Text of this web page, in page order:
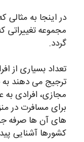
در اینجا به مثالی
مجموعه تغییراتی
گردد.
تعداد بسیاری از
ترجیج می دهند به
مجازی، افرادی
برای مسافرت در
های آن ها صرفه
کشورها آشنایی